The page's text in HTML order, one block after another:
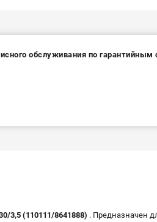
обслуживания по гарантийным
3,5 (110111/8641888) . Предназначен